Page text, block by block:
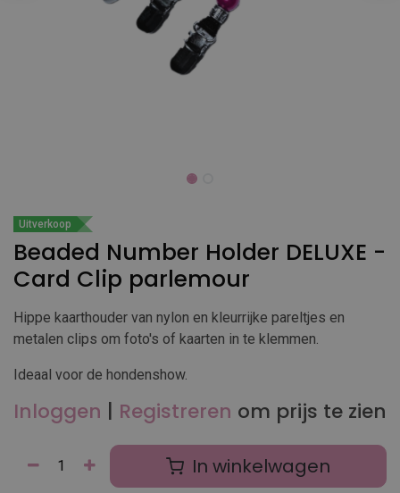
Uitverkoop
Beaded Number Holder DELUXE -
Card Clip parlemour
Hippe kaarthouder van nylon en kleurrijke pareltjes en
metalen clips om foto's of kaarten in te klemmen.
Ideaal voor de hondenshow.
Inloggen | Registreren om prijs te zien
In winkelwagen